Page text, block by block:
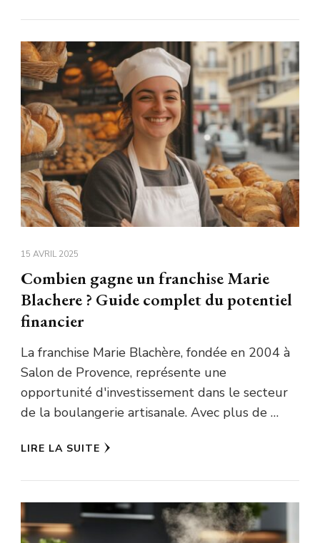
15 AVRIL 2025
Combien gagne un franchise Marie
Blachere ? Guide complet du potentiel
financier
La franchise Marie Blachère, fondée en 2004 à
Salon de Provence, représente une
opportunité d'investissement dans le secteur
de la boulangerie artisanale. Avec plus de …
LIRE LA SUITE